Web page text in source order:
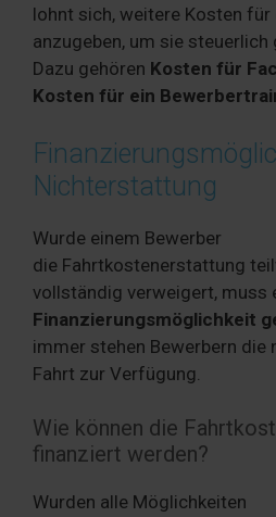
lohnt sich, weitere Kosten für
anzugeben, um sie steuerlich
Dazu gehören Kosten für
Kosten für ein
Nichterstattung
Wurde einem Bewerber
die Fahrtkostenerstattung
vollständig verweigert, muss
Finanzierungsmöglichkeit
immer stehen Bewerbern
Fahrt zur Verfügung.
Wie können die
finanziert werden?
Wurden alle Möglichkeiten